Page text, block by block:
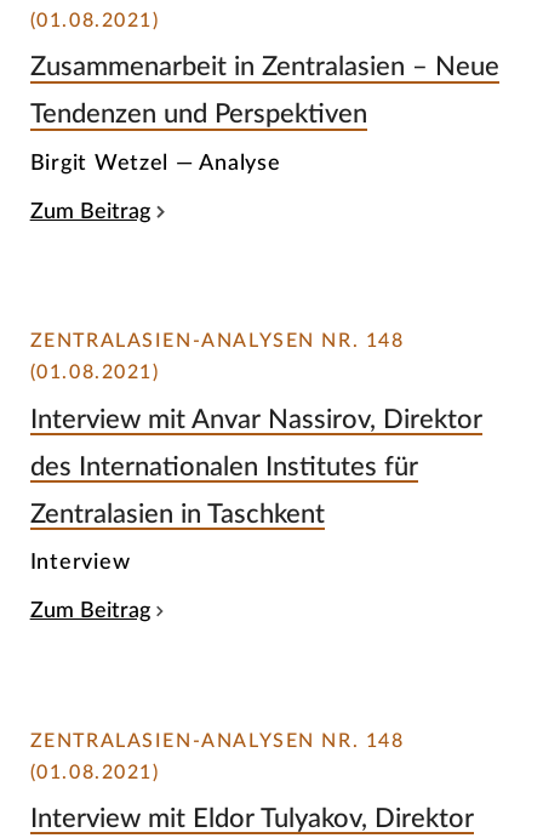
(01.08.2021)
Zusammenarbeit in Zentralasien – Neue
Tendenzen und Perspektiven
Birgit Wetzel — Analyse
Zum Beitrag
ZENTRALASIEN-ANALYSEN NR. 148
(01.08.2021)
Interview mit Anvar Nassirov, Direktor
des Internationalen Institutes für
Zentralasien in Taschkent
Interview
Zum Beitrag
ZENTRALASIEN-ANALYSEN NR. 148
(01.08.2021)
Interview mit Eldor Tulyakov, Direktor